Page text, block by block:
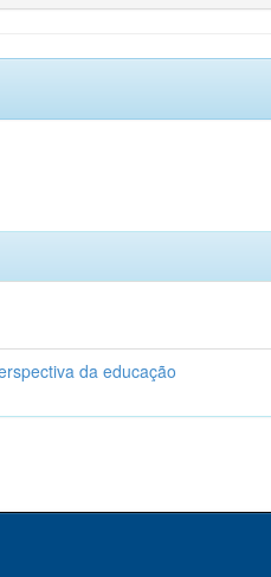
da educação